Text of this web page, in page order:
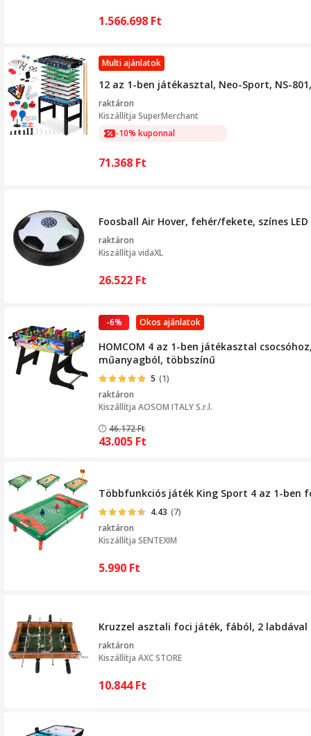
1.566.698 Ft
Multi ajánlatok
12 az 1-ben játékasztal, Neo-Sport, NS-
raktáron
Kiszállítja SuperMerchant
-10% kuponnal
71.368 Ft
Foosball Air Hover, fehér/fekete, színes
raktáron
Kiszállítja vidaXL
26.522 Ft
Okos ajánlatok
-6%
HOMCOM 4 az 1-ben játékasztal
műanyagból, többszínű
5 (1)
raktáron
Kiszállítja AOSOM ITALY S.r.l.
46.172Ft
43.005 Ft
Többfunkciós játék King Sport 4 az 1-ben
4.43 (7)
raktáron
Kiszállítja SENTEXIM
5.990 Ft
Kruzzel asztali foci játék, fából, 2 labdával
raktáron
Kiszállítja AXC STORE
10.844Ft